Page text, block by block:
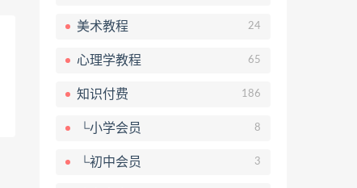
美术教程 24
心理学教程 65
知识付费 186
└小学会员 8
└初中会员 3